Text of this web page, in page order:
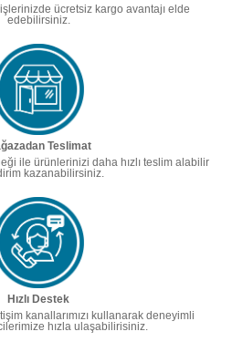
ücretsiz kargo avantajı elde
edebilirsiniz.
Teslimat
ile ürünlerinizi daha hızlı teslim alabilir
kazanabilirsiniz.
Hızlı Destek
kanallarımızı kullanarak deneyimli
hızla ulaşabilirisiniz.